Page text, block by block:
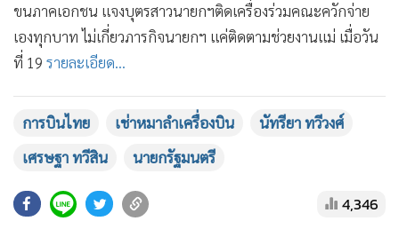
ชุมชน-คุณภาพชีวิต
• อาชญากรรม
SMEs
• หุ้น
• อินโดจีน
ขนภาคเอกชน แจงบุตรสาวนายกฯติดเครื่องร่วมคณะควักจ่าย
เองทุกบาท ไม่เกี่ยวภารกิจนายกฯ แค่ติดตามช่วยงานแม่ เมื่อวัน
ที่ 19 รายละเอียด...
การบินไทย เช่าหมาลำเครื่องบิน
นัทรียา ทวีวงศ์
เศรษฐา ทวีสิน
นายกรัฐมนตรี
4,346